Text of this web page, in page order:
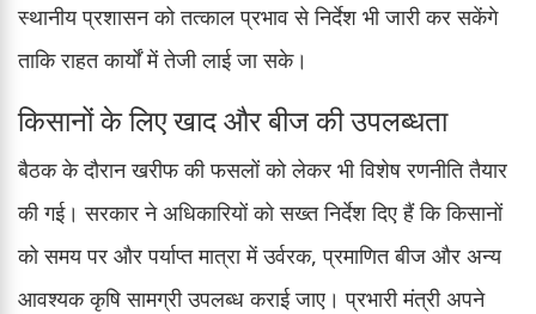
स्थानीय प्रशासन को तत्काल प्रभाव से निर्देश भी जारी कर सकेंगे
ताकि राहत कार्यों में तेजी लाई जा सके।
किसानों के लिए खाद और बीज की उपलब्धता
बैठक के दौरान खरीफ की फसलों को लेकर भी विशेष रणनीति तैयार
की गई। सरकार ने अधिकारियों को सख्त निर्देश दिए हैं कि किसानों
को समय पर और पर्याप्त मात्रा में उर्वरक, प्रमाणित बीज और अन्य
आवश्यक कृषि सामग्री उपलब्ध कराई जाए। प्रभारी मंत्री अपने